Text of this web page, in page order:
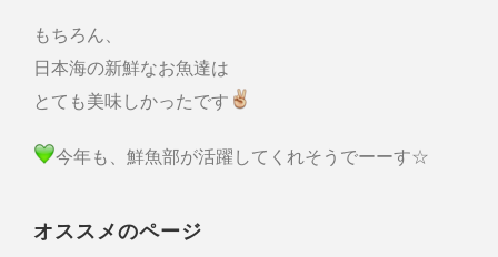
もちろん、
日本海の新鮮なお魚達は
とても美味しかったです
今年も、鮮魚部が活躍してくれそうでーーす☆
オススメのページ